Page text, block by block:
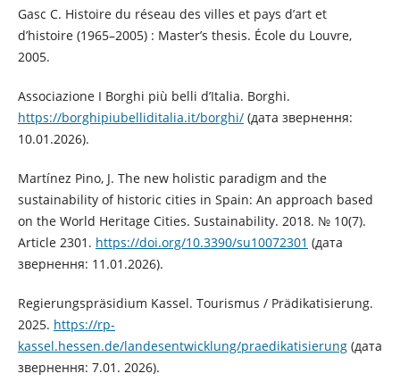
Gasc C. Histoire du réseau des villes et pays d’art et
d’histoire (1965–2005) : Master’s thesis. École du Louvre,
2005.
Associazione I Borghi più belli d’Italia. Borghi.
https://borghipiubelliditalia.it/borghi/(дата звернення:
10.01.2026).
Martínez Pino, J. The new holistic paradigm and the
sustainability of historic cities in Spain: An approach based
on the World Heritage Cities. Sustainability. 2018. № 10(7).
Article 2301. https://doi.org/10.3390/su10072301 (дата
звернення: 11.01.2026).
Regierungspräsidium Kassel. Tourismus / Prädikatisierung.
2025. https://rp-
kassel.hessen.de/landesentwicklung/praedikatisierung(дата
звернення: 7.01. 2026).